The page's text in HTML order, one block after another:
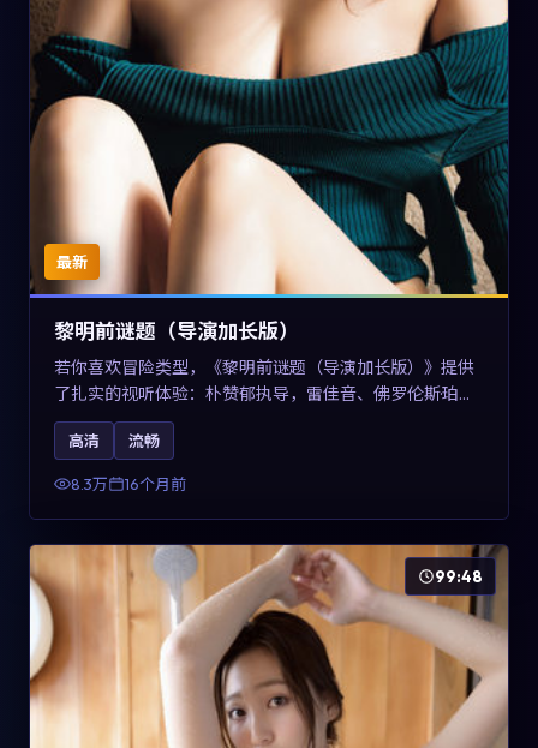
最新
黎明前谜题（导演加长版）
若你喜欢冒险类型，《黎明前谜题（导演加长版）》提供
了扎实的视听体验：朴赞郁执导，雷佳音、佛罗伦斯·珀与
章子怡共同演绎。影片2025年于美国上映，内容在有限空
间内完成高密度的戏剧冲突，关键词包含高清流畅、人物
关系与情节反转，适合检索「2025冒险」「美国电影」的
高清 流畅
8.3万 16个月前
99:48